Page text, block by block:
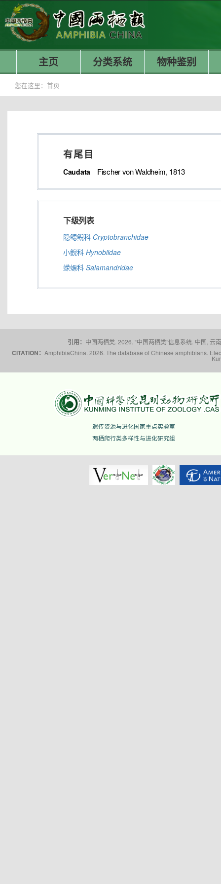
主页 分类系统 物种鉴别
您在这里： 首页
有尾目
Caudata Fischer von Waldheim, 1813
下级列表
隐鳃鲵科 Cryptobranchidae
小鲵科 Hynobiidae
蝾螈科 Salamandridae
引用： 中国两栖类. 2026. “中国两栖类”信息系统. 中国,
CITATION： AmphibiaChina. 2026. The database of Chinese amphibians.
遗传资源与进化国家重点实验室
两栖爬行类多样性与进化研究组